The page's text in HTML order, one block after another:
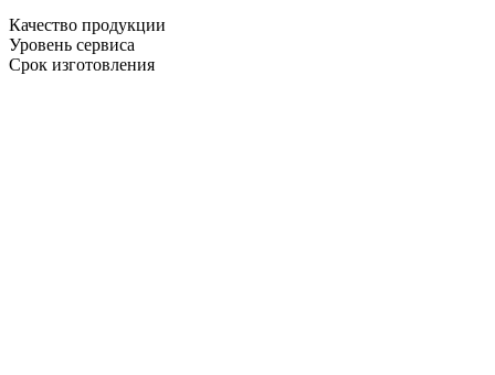
Качество продукции
Уровень сервиса
Срок изготовления